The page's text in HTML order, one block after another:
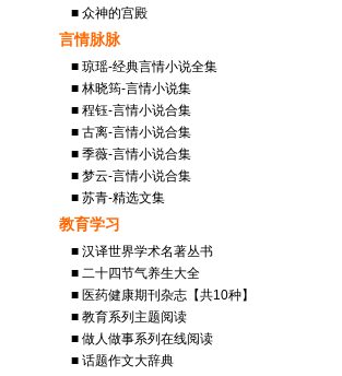
■ 众神的宫殿
言情脉脉
■ 琼瑶-经典言情小说全集
■ 林晓筠-言情小说集
■ 程钰-言情小说合集
■ 古离-言情小说合集
■ 季薇-言情小说合集
■ 梦云-言情小说合集
■ 苏青-精选文集
教育学习
■ 汉译世界学术名著丛书
■ 二十四节气养生大全
■ 医药健康期刊杂志【共10种】
■ 教育系列主题阅读
■ 做人做事系列在线阅读
■ 话题作文大辞典